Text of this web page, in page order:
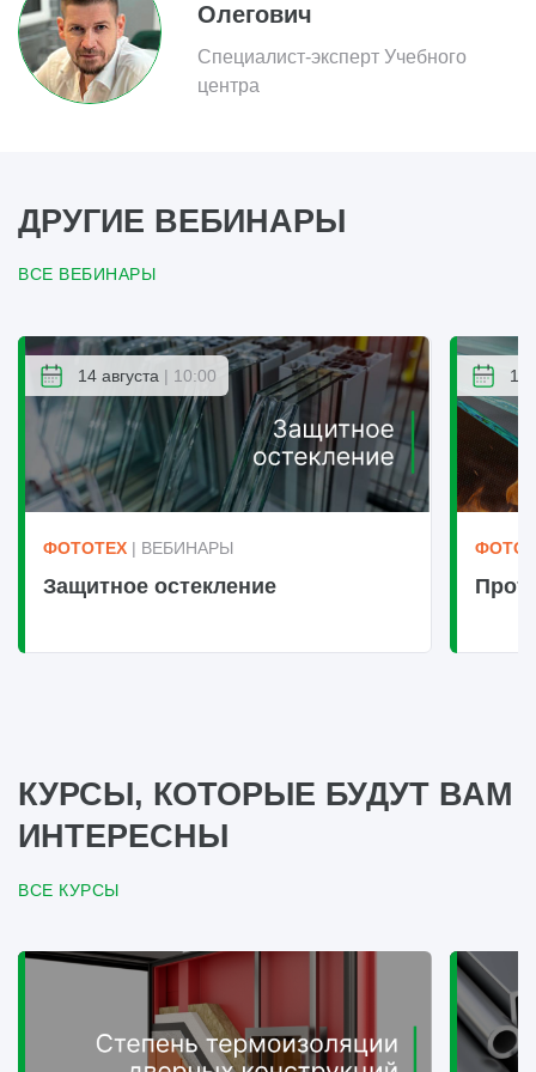
Олегович
Специалист-эксперт Учебного
центра
ДРУГИЕ ВЕБИНАРЫ
ВСЕ ВЕБИНАРЫ
14 августа | 10:00
ФОТОТЕХ | ВЕБИНАРЫ
Защитное остекление
14
КУРСЫ, КОТОРЫЕ БУДУТ ВАМ
ИНТЕРЕСНЫ
ВСЕ КУРСЫ